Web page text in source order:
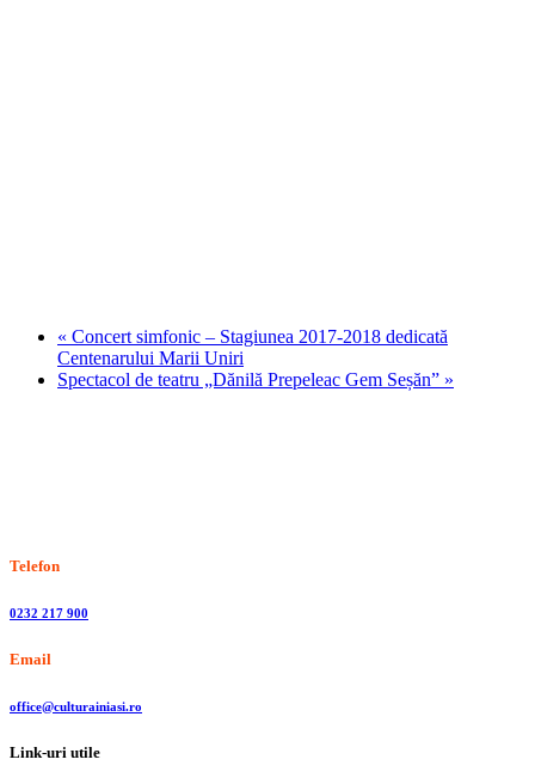
« Concert simfonic – Stagiunea 2017-2018 dedicată
Centenarului Marii Uniri
Spectacol de teatru „Dănilă Prepeleac Gem Seșăn” »
Telefon
0232 217 900
Email
office@culturainiasi.ro
Link-uri utile